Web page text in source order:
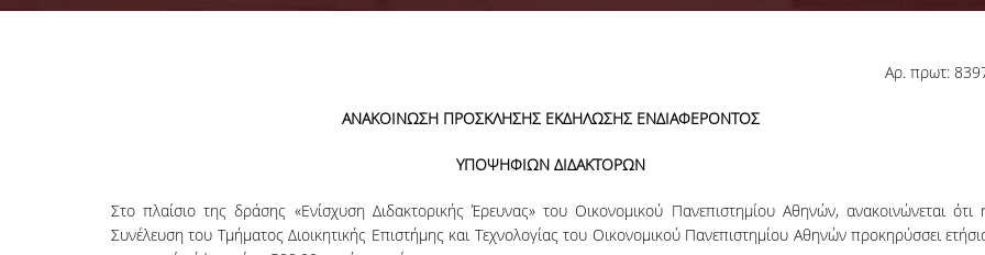
Αρ. πρωτ:
ΑΝΑΚΟΙΝΩΣΗ ΠΡΟΣΚΛΗΣΗΣ ΕΚΔΗΛΩΣΗΣ ΕΝΔΙΑΦΕΡΟΝΤΟΣ
ΥΠΟΨΗΦΙΩΝ ΔΙΔΑΚΤΟΡΩΝ
Στο πλαίσιο της δράσης «Ενίσχυση Διδακτορικής Έρευνας» του Οικονομικού Πανεπιστημίου Αθηνών, ανακοινώνεται ότι
Συνέλευση του Τμήματος Διοικητικής Επιστήμης και Τεχνολογίας του Οικονομικού Πανεπιστημίου Αθηνών προκηρύσσει
προκήρυξη
θέσεων